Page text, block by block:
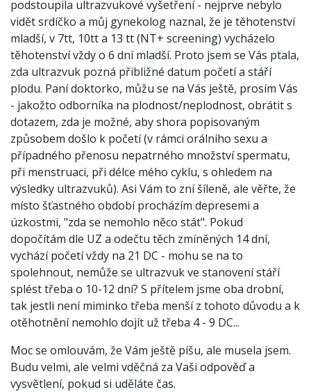
podstoupila ultrazvukové vyšetření - nejprve nebylo
vidět srdíčko a můj gynekolog naznal, že je těhotenství
mladší, v 7tt, 10tt a 13 tt (NT+ screening) vycházelo
těhotenství vždy o 6 dní mladší. Proto jsem se Vás ptala,
zda ultrazvuk pozná přibližné datum početí a stáří
plodu. Paní doktorko, můžu se na Vás ještě, prosím Vás
- jakožto odborníka na plodnost/neplodnost, obrátit s
dotazem, zda je možné, aby shora popisovaným
způsobem došlo k početí (v rámci orálního sexu a
případného přenosu nepatrného množství spermatu,
při menstruaci, při délce mého cyklu, s ohledem na
výsledky ultrazvuků). Asi Vám to zní šíleně, ale věřte, že
místo šťastného období procházím depresemi a
úzkostmi, "zda se nemohlo něco stát". Pokud
dopočítám dle UZ a odečtu těch zmíněných 14 dní,
vychází početí vždy na 21 DC - mohu se na to
spolehnout, nemůže se ultrazvuk ve stanovení stáří
splést třeba o 10-12 dní? S přítelem jsme oba drobní,
tak jestli není miminko třeba menší z tohoto důvodu a k
otěhotnění nemohlo dojít už třeba 4 - 9 DC...
Moc se omlouvám, že Vám ještě píšu, ale musela jsem.
Budu velmi, ale velmi vděčná za Vaši odpověď a
vysvětlení, pokud si uděláte čas.